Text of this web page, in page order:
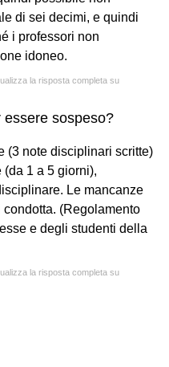
di sei decimi, e quindi
i professori non
idoneo.
la risposta completa su
sospeso?
(3 note disciplinari scritte)
1 a 5 giorni),
Le mancanze
(Regolamento
e degli studenti della
la risposta completa su